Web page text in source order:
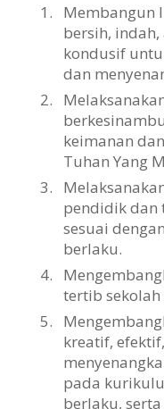
1.
Membangun
bersih,
kondusif
dan
2.
keimanan
Tuhan Yang
3.
pendidik dan
sesuai
berlaku.
4.
tertib sekolah
5.
kreatif,
pada
berlaku,